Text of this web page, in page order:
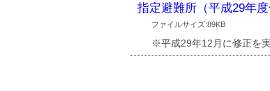
指定避難所（平成29年度
ファイルサイズ:89KB
※平成29年12月に修正を